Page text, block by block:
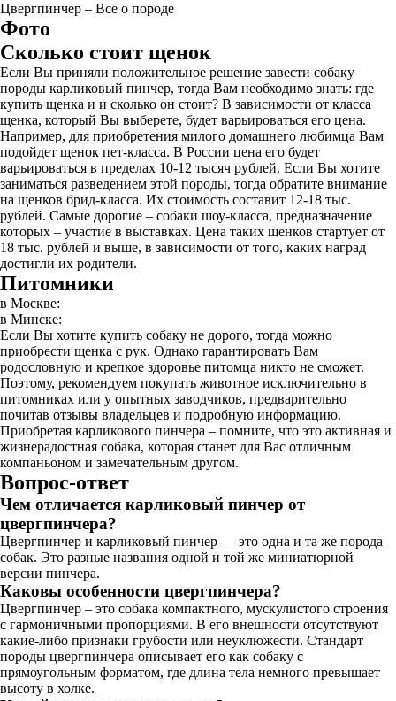
Цвергпинчер – Все о породе
Фото
Сколько стоит щенок
Если Вы приняли положительное решение завести собаку
породы карликовый пинчер, тогда Вам необходимо знать: где
купить щенка и и сколько он стоит? В зависимости от класса
щенка, который Вы выберете, будет варьироваться его цена.
Например, для приобретения милого домашнего любимца Вам
подойдет щенок пет-класса. В России цена его будет
варьироваться в пределах 10-12 тысяч рублей. Если Вы хотите
заниматься разведением этой породы, тогда обратите внимание
на щенков брид-класса. Их стоимость составит 12-18 тыс.
рублей. Самые дорогие – собаки шоу-класса, предназначение
которых – участие в выставках. Цена таких щенков стартует от
18 тыс. рублей и выше, в зависимости от того, каких наград
достигли их родители.
Питомники
в Москве:
в Минске:
Если Вы хотите купить собаку не дорого, тогда можно
приобрести щенка с рук. Однако гарантировать Вам
родословную и крепкое здоровье питомца никто не сможет.
Поэтому, рекомендуем покупать животное исключительно в
питомниках или у опытных заводчиков, предварительно
почитав отзывы владельцев и подробную информацию.
Приобретая карликового пинчера – помните, что это активная и
жизнерадостная собака, которая станет для Вас отличным
компаньоном и замечательным другом.
Вопрос-ответ
Чем отличается карликовый пинчер от
цвергпинчера?
Цвергпинчер и карликовый пинчер — это одна и та же порода
собак. Это разные названия одной и той же миниатюрной
версии пинчера.
Каковы особенности цвергпинчера?
Цвергпинчер – это собака компактного, мускулистого строения
с гармоничными пропорциями. В его внешности отсутствуют
какие-либо признаки грубости или неуклюжести. Стандарт
породы цвергпинчера описывает его как собаку с
прямоугольным форматом, где длина тела немного превышает
высоту в холке.